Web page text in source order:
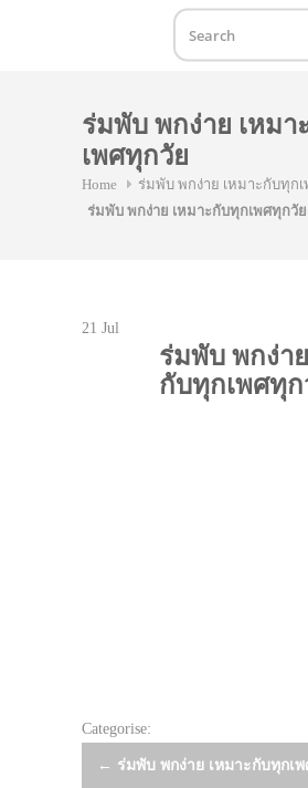
ร่มพับ พกง่าย เหมา
เพศทุกวัย
Home
ร่มพับ พกง่าย เหมาะกับทุก
ร่มพับ พกง่าย เหมาะกับทุกเพศทุกวัย
21 Jul
ร่มพับ พกง่า
กับทุกเพศทุก
Categorise:
Post
← ร่มพับ พกง่าย เหมาะกับทุกเ